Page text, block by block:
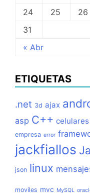
« Abr
24
25 26
31
ETIQUETAS
.net 3d ajax
asp C++ celulares
empresa error
jackfiallos
json linux
moviles mvc MySQL